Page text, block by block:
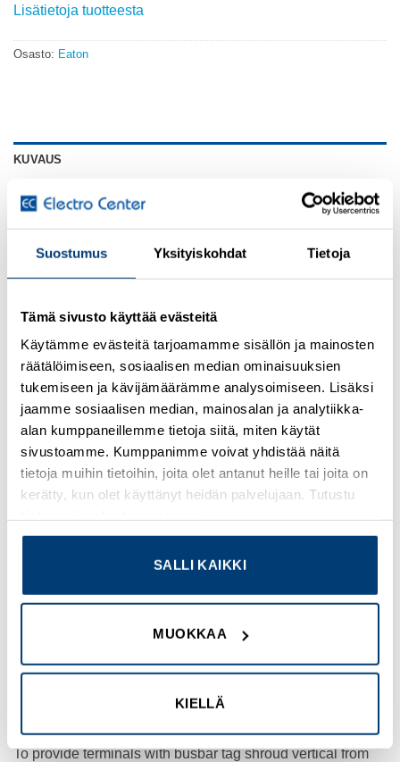
Suostumus Yksityiskohdat Tietoja
Tämä sivusto käyttää evästeitä
Käytämme evästeitä tarjoamamme sisällön ja mainosten
räätälöimiseen, sosiaalisen median ominaisuuksien
tukemiseen ja kävijämäärämme analysoimiseen. Lisäksi
jaamme sosiaalisen median, mainosalan ja analytiikka-
alan kumppaneillemme tietoja siitä, miten käytät
sivustoamme. Kumppanimme voivat yhdistää näitä
tietoja muihin tietoihin, joita olet antanut heille tai joita on
kerätty, kun olet käyttänyt heidän palvelujaan. Tutustu
SALLI KAIKKI
MUOKKAA
KIELLÄ
Lisätietoja tuotteesta
Osasto: Eaton
KUVAUS
GENERAL SPECIFICATIONS
Eaton Moeller® series DILM terminal cover
EAN
4015082082864
PRODUCT LENGTH/DEPTH
92 mm
PRODUCT HEIGHT
145 mm
UL/CSA certification not required
CATALOG NOTES
To provide terminals with busbar tag shroud vertical from